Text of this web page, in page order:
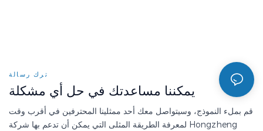
ترك رسالة
يمكننا مساعدتك في حل أي مشكلة
قم بملء النموذج، وسيتواصل معك أحد ممثلينا المحترفين في أقرب وقت
لمعرفة الطريقة المثلى التي يمكن أن تدعم بها شركة Hongzheng